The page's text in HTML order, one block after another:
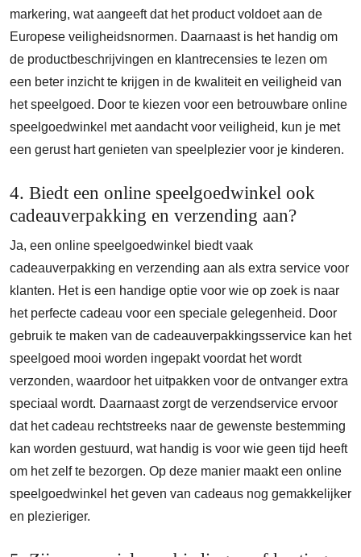
markering, wat aangeeft dat het product voldoet aan de
Europese veiligheidsnormen. Daarnaast is het handig om
de productbeschrijvingen en klantrecensies te lezen om
een beter inzicht te krijgen in de kwaliteit en veiligheid van
het speelgoed. Door te kiezen voor een betrouwbare online
speelgoedwinkel met aandacht voor veiligheid, kun je met
een gerust hart genieten van speelplezier voor je kinderen.
4. Biedt een online speelgoedwinkel ook
cadeauverpakking en verzending aan?
Ja, een online speelgoedwinkel biedt vaak
cadeauverpakking en verzending aan als extra service voor
klanten. Het is een handige optie voor wie op zoek is naar
het perfecte cadeau voor een speciale gelegenheid. Door
gebruik te maken van de cadeauverpakkingsservice kan het
speelgoed mooi worden ingepakt voordat het wordt
verzonden, waardoor het uitpakken voor de ontvanger extra
speciaal wordt. Daarnaast zorgt de verzendservice ervoor
dat het cadeau rechtstreeks naar de gewenste bestemming
kan worden gestuurd, wat handig is voor wie geen tijd heeft
om het zelf te bezorgen. Op deze manier maakt een online
speelgoedwinkel het geven van cadeaus nog gemakkelijker
en plezieriger.